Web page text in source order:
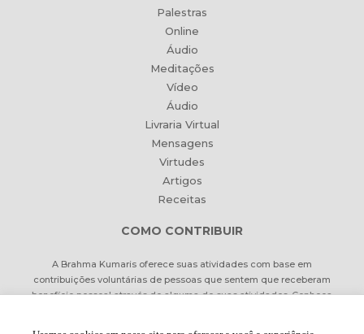
Palestras
Online
Áudio
Meditações
Vídeo
Áudio
Livraria Virtual
Mensagens
Virtudes
Artigos
Receitas
COMO CONTRIBUIR
A Brahma Kumaris oferece suas atividades com base em
contribuições voluntárias de pessoas que sentem que receberam
benefício pessoal através de alguma de suas atividades. Conheça